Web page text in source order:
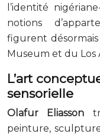
l’identité
notions
figurent
Museum et du Los
L’art
sensorielle
Olafur Eliasson
peinture,